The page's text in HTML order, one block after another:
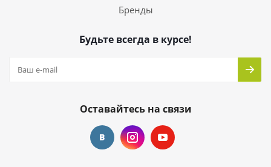
Бренды
Будьте всегда в курсе!
Оставайтесь на связи